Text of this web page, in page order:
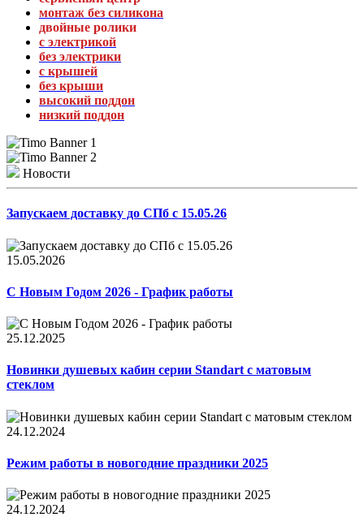
монтаж без силикона
двойные ролики
с электрикой
без электрики
с крышей
без крыши
высокий поддон
низкий поддон
Новости
Запускаем доставку до СПб с 15.05.26
15.05.2026
С Новым Годом 2026 - График работы
25.12.2025
Новинки душевых кабин серии Standart с матовым
стеклом
24.12.2024
Режим работы в новогодние праздники 2025
24.12.2024